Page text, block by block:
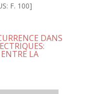
F. 100]
DANS
LA